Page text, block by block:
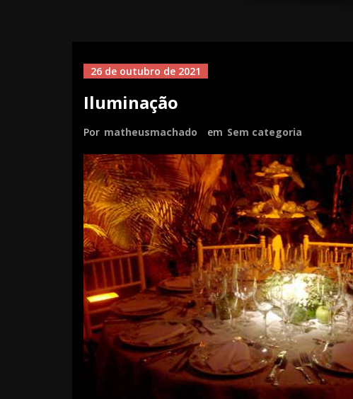
26 de outubro de 2021
Iluminação
Por matheusmachado em Sem categoria